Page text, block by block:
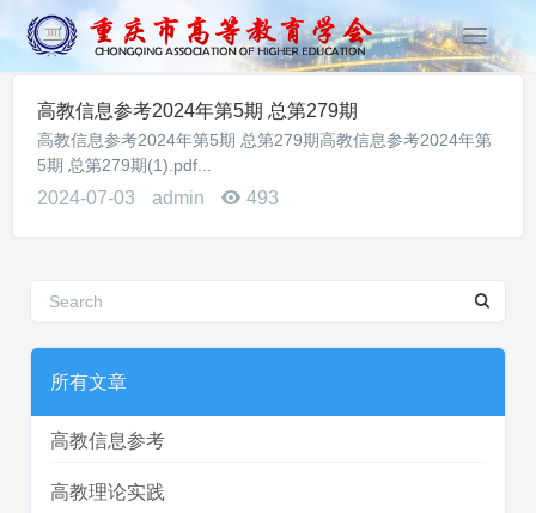
T
o
l
i
g
o
高教信息参考2024年第5期 总第279期
高教信息参考2024年第5期 总第279期高教信息参考2024年第
5期 总第279期(1).pdf...
2024-07-03 admin 493
所有文章
高教信息参考
高教理论实践